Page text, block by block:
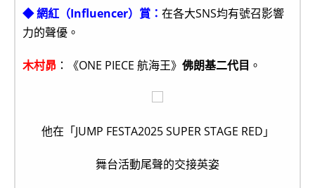
◆ 網紅（Influencer）賞： 在各大SNS均有號召影響
力的聲優。
木村昴 ：《ONE PIECE 航海王》 佛朗基二代目 。
他在「JUMP FESTA2025 SUPER STAGE RED」
舞台活動尾聲的交接英姿